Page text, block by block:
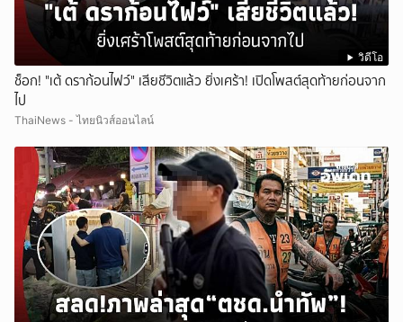
วิดีโอ
ช็อก! "เต้ ดราก้อนไฟว์" เสียชีวิตแล้ว ยิ่งเศร้า! เปิดโพสต์สุดท้ายก่อนจาก
ไป
ThaiNews - ไทยนิวส์ออนไลน์